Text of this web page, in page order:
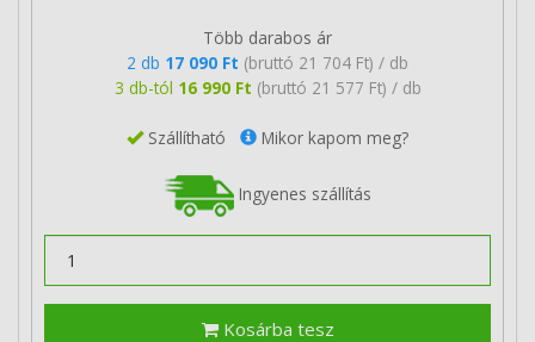
Több darabos ár
2 db 17 090 Ft (bruttó 21 704 Ft) / db
3 db-tól 16 990 Ft (bruttó 21 577 Ft) / db
Szállítható Mikor kapom meg?
Ingyenes szállítás
Kosárba tesz